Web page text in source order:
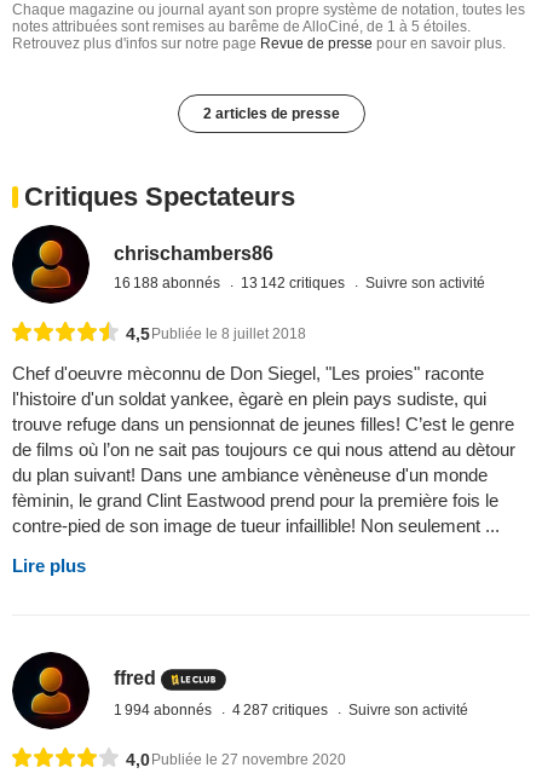
Chaque magazine ou journal ayant son propre système de notation, toutes les
notes attribuées sont remises au barême de AlloCiné, de 1 à 5 étoiles.
Retrouvez plus d'infos sur notre page Revue de presse pour en savoir plus.
2 articles de presse
Critiques Spectateurs
chrischambers86
16 188 abonnés 13 142 critiques Suivre son activité
4,5Publiée le 8 juillet 2018
Chef d'oeuvre mèconnu de Don Siegel, "Les proies" raconte
l'histoire d'un soldat yankee, ègarè en plein pays sudiste, qui
trouve refuge dans un pensionnat de jeunes filles! C’est le genre
de films où l’on ne sait pas toujours ce qui nous attend au dètour
du plan suivant! Dans une ambiance vènèneuse d'un monde
fèminin, le grand Clint Eastwood prend pour la première fois le
contre-pied de son image de tueur infaillible! Non seulement ...
Lire plus
ffred
1 994 abonnés 4 287 critiques Suivre son activité
4,0Publiée le 27 novembre 2020